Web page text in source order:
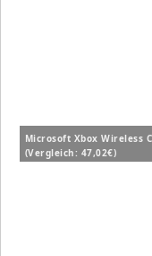
Microsoft Xbox Wireless
(Vergleich: 47,02€)